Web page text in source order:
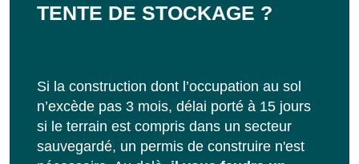
TENTE DE STOCKAGE ?
Si la construction dont l’occupation au sol
n’excède pas 3 mois, délai porté à 15 jours
si le terrain est compris dans un secteur
sauvegardé, un permis de construire n'est